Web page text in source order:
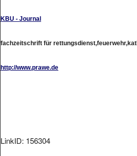
KBU - Journal
fachzeitschrift für
http://www.prawe.de
LinkID: 156304